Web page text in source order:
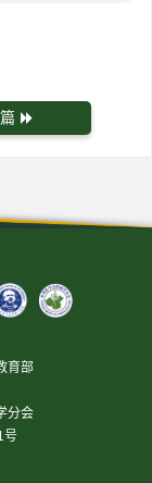
育部
分会
号